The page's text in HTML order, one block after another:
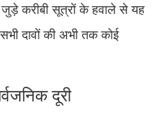
करीबी सूत्रों के हवाले से यह
दावों की अभी तक कोई
दूरी